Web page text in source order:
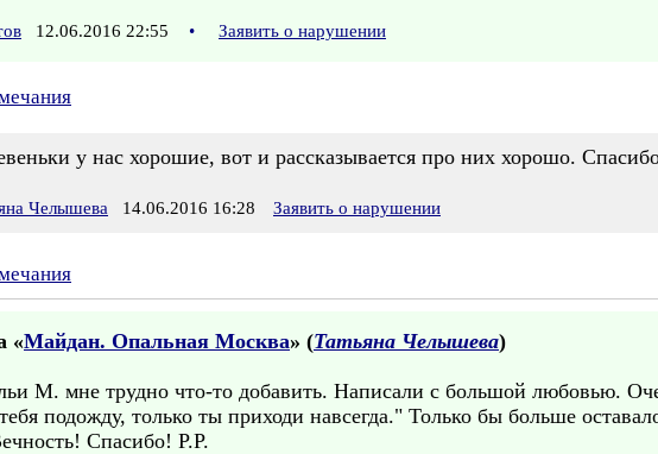
12.06.2016 22:55 • Заявить о нарушении
у нас хорошие, вот и рассказывается про них хорошо.
Челышева 14.06.2016 16:28 Заявить о нарушении
«Майдан. Опальная Москва» (Татьяна Челышева)
М. мне трудно что-то добавить. Написали с большой любовью.
подожду, только ты приходи навсегда." Только бы больше
Спасибо! Р.Р.